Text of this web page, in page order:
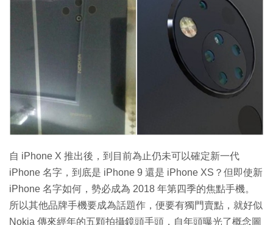
IT Times
Enterprise Digital Transformation
特集
自 iPhone X 推出後，到目前為止仍未可以確定新一代
iPhone 名字，到底是 iPhone 9 還是 iPhone XS？但即使新
iPhone 名字如何，勢必成為 2018 年第四季的焦點手機。
所以其他品牌手機要成為話題作，便要有獨門賣點，就好似
Nokia 傳來經年的五顆拍攝鏡頭手頭，自年頭曝光了概念圖